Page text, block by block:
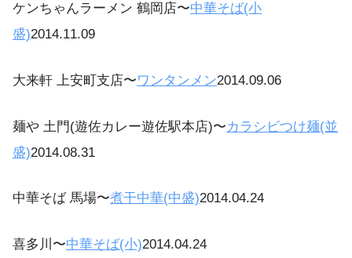
ケンちゃんラーメン 鶴岡店〜中華そば(小
盛)2014.11.09
大来軒 上安町支店〜ワンタンメン2014.09.06
麺や 土門(遊佐カレー遊佐駅本店)〜カラシビつけ麺(並
盛)2014.08.31
中華そば 馬場〜煮干中華(中盛)2014.04.24
喜多川〜中華そば(小)2014.04.24